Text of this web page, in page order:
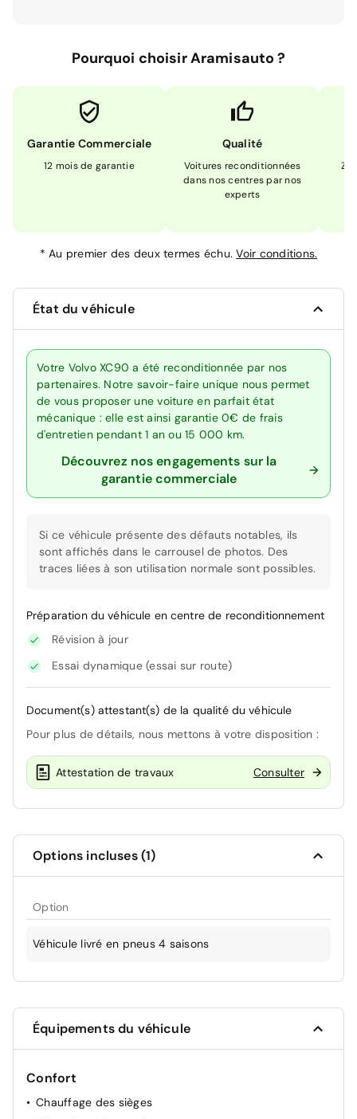
Pourquoi choisir Aramisauto ?
Garantie Commerciale
12 mois de garantie
Qualité
Voitures reconditionnées
dans nos centres par nos
experts
*Au premier des deux termes échu.Voir conditions.
État du véhicule
Votre Volvo XC90 a été reconditionnée par nos
partenaires. Notre savoir-faire unique nous permet
de vous proposer une voiture en parfait état
mécanique : elle est ainsi garantie 0€ de frais
d'entretien pendant 1 an ou 15 000 km.
Découvrez nos engagements sur la
garantie commerciale
Si ce véhicule présente des défauts notables, ils
sont affichés dans le carrousel de photos. Des
traces liées à son utilisation normale sont possibles.
Préparation du véhicule en centre de reconditionnement
Révision à jour
Essai dynamique (essai sur route)
Document(s) attestant(s) de la qualité du véhicule
Pour plus de détails, nous mettons à votre disposition :
Attestation de travaux Consulter
Options incluses (1)
Option
Véhicule livré en pneus 4 saisons
Équipements du véhicule
Confort
Chauffage des sièges